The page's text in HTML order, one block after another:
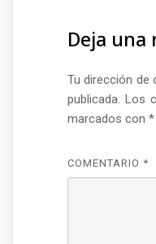
Deja una
Tu dirección de
publicada. Los
marcados con *
COMENTARIO *